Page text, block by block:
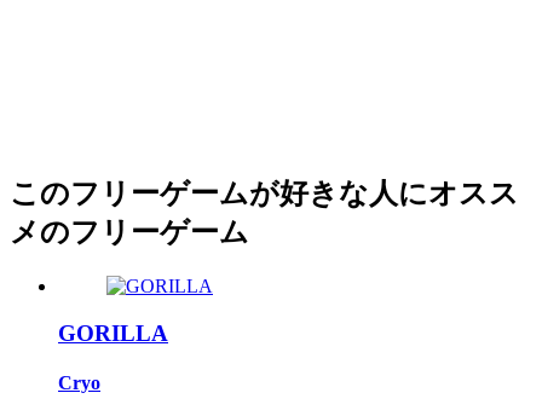
このフリーゲームが好きな人にオスス
メのフリーゲーム
GORILLA
Cryo